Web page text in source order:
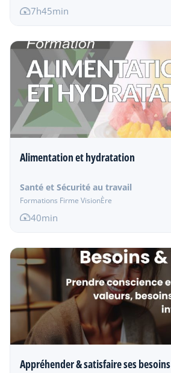
7h45min
Alimentation et hydratation
Santé et Sécurité au travail
Formations Firme VisionÈre
40min
Appréhender & satisfaire ses besoins